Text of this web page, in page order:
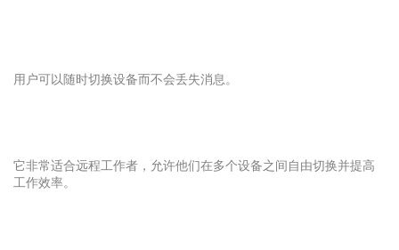
用户可以随时切换设备而不会丢失消息。
它非常适合远程工作者，允许他们在多个设备之间自由切换并提高
工作效率。